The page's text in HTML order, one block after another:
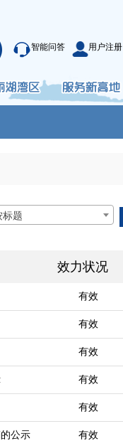
智能问答 用户注册
标题
效力状况
有效
有效
有效
有效
有效
公示 有效